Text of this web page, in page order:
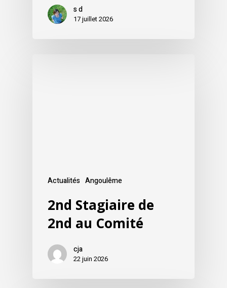
s d
17 juillet 2026
Actualités Angoulême
2nd Stagiaire de
2nd au Comité
cja
22 juin 2026